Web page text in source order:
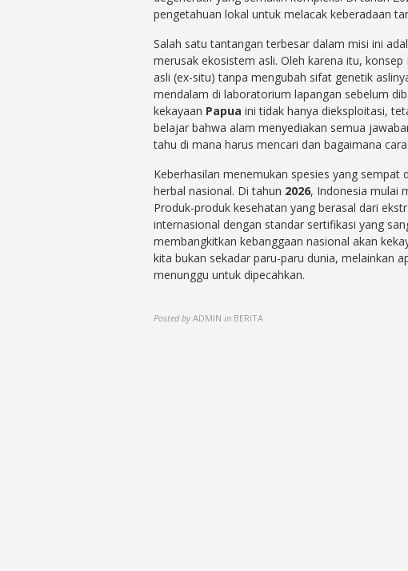
pengetahuan lokal untuk melacak keberadaan
Salah satu tantangan terbesar dalam misi ini
merusak ekosistem asli. Oleh karena itu,
asli (ex-situ) tanpa mengubah sifat genetik
mendalam di laboratorium lapangan sebelum
kekayaan Papua ini tidak hanya dieksploitasi,
belajar bahwa alam menyediakan semua
tahu di mana harus mencari dan bagaimana
Keberhasilan menemukan spesies yang
herbal nasional. Di tahun 2026, Indonesia mulai
Produk-produk kesehatan yang berasal dari
internasional dengan standar sertifikasi yang
membangkitkan kebanggaan nasional akan
kita bukan sekadar paru-paru dunia, melainkan
menunggu untuk dipecahkan.
Posted by ADMIN in BERITA